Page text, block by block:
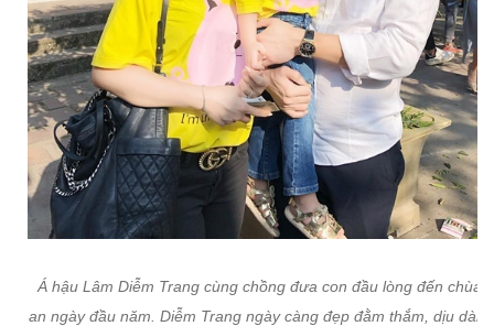
Á hậu Lâm Diễm Trang cùng chồng đưa con đầu lòng đến chùa
an ngày đầu năm. Diễm Trang ngày càng đẹp đằm thắm, dịu